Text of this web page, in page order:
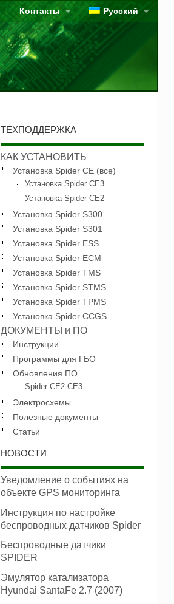
Русский
Контакты
ТЕХПОДДЕРЖКА
КАК УСТАНОВИТЬ
Установка Spider CE (все)
Установка Spider CE3
Установка Spider CE2
Установка Spider S300
Установка Spider S301
Установка Spider ESS
Установка Spider ECM
Установка Spider TMS
Установка Spider STMS
Установка Spider TPMS
Установка Spider CCGS
ДОКУМЕНТЫ и ПО
Инструкции
Программы для ГБО
Обновления ПО
Spider CE2 CE3
Электросхемы
Полезные документы
Статьи
НОВОСТИ
Уведомление о событиях на
объекте GPS мониторинга
Инструкция по настройке
беспроводных датчиков Spider
Беспроводные датчики
SPIDER
Эмулятор катализатора
Hyundai SantaFe 2.7 (2007)